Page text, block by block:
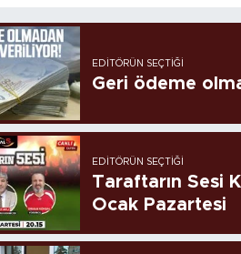
EDITÖRÜN SEÇTIĞI
Geri ödeme
EDITÖRÜN SEÇTIĞI
Taraftarın Sesi
Ocak Pazartesi